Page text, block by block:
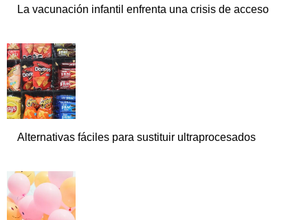
La vacunación infantil enfrenta una crisis de acceso
Alternativas fáciles para sustituir ultraprocesados